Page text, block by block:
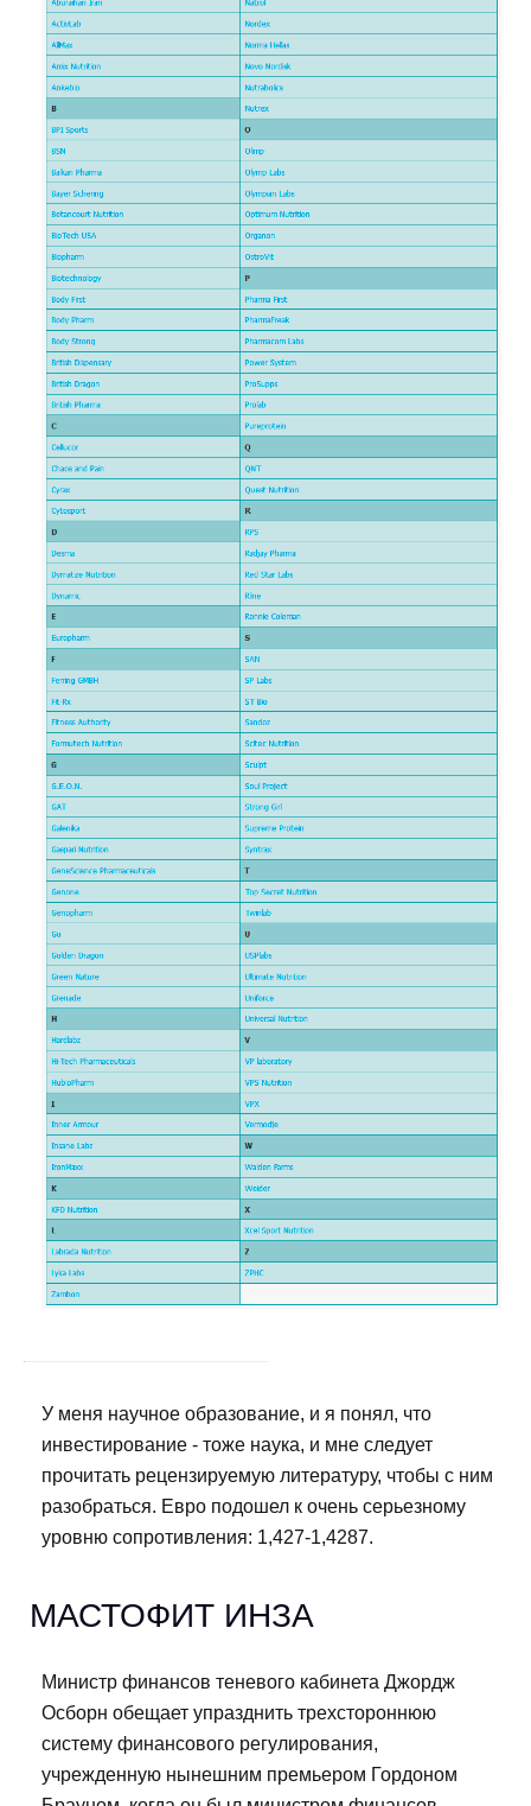
У меня научное образование, и я понял, что
инвестирование - тоже наука, и мне следует
прочитать рецензируемую литературу, чтобы с ним
разобраться. Евро подошел к очень серьезному
уровню сопротивления: 1,427-1,4287.
МАСТОФИТ ИНЗА
Министр финансов теневого кабинета Джордж
Осборн обещает упразднить трехстороннюю
систему финансового регулирования,
учрежденную нынешним премьером Гордоном